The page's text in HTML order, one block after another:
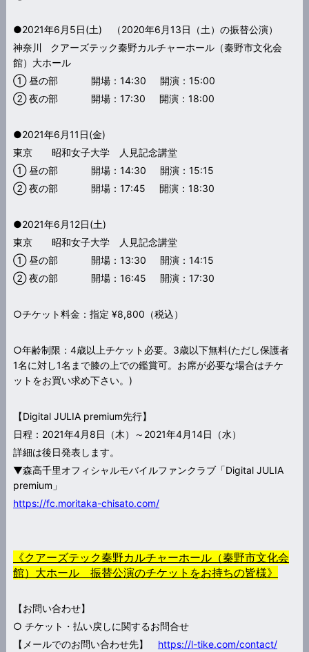
●2021年6月5日(土) （2020年6月13日（土）の振替公演）
神奈川 クアーズテック秦野カルチャーホール（秦野市文化会
館）大ホール
① 昼の部 開場：14:30 開演：15:00
② 夜の部 開場：17:30 開演：18:00
●2021年6月11日(金)
東京 昭和女子大学 人見記念講堂
① 昼の部 開場：14:30 開演：15:15
② 夜の部 開場：17:45 開演：18:30
●2021年6月12日(土)
東京 昭和女子大学 人見記念講堂
① 昼の部 開場：13:30 開演：14:15
② 夜の部 開場：16:45 開演：17:30
○チケット料金：指定 ¥8,800（税込）
○年齢制限：4歳以上チケット必要。3歳以下無料(ただし保護者
1名に対し1名まで膝の上での鑑賞可。お席が必要な場合はチケ
ットをお買い求め下さい。)
【Digital JULIA premium先行】
日程：2021年4月8日（木）～2021年4月14日（水）
詳細は後日発表します。
▼森高千里オフィシャルモバイルファンクラブ「Digital JULIA
premium」
https://fc.moritaka-chisato.com/
《クアーズテック秦野カルチャーホール（秦野市文化会
館）大ホール 振替公演のチケットをお持ちの皆様》
【お問い合わせ】
○ チケット・払い戻しに関するお問合せ
【メールでのお問い合わせ先】 https://l-tike.com/contact/